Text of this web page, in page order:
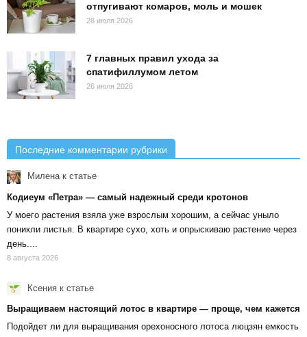
отпугивают комаров, моль и мошек
28 июля 2026
7 главных правил ухода за
спатифиллумом летом
26 июля 2026
Последние комментарии рубрики
Миленак статье
Кодиеум «Петра» — самый надежный среди кротонов
У моего растения взяла уже взрослым хорошим, а сейчас уныло
поникли листья. В квартире сухо, хоть и опрыскиваю растение через
день....
8 августа 2026
Ксения к статье
Выращиваем настоящий лотос в квартире — проще, чем кажется
Подойдет ли для выращивания орехоносного лотоса люцзян емкость